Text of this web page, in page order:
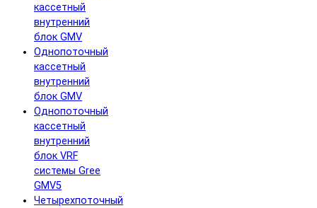
кассетный
внутренний
блок GMV
Однопоточный
кассетный
внутренний
блок GMV
Однопоточный
кассетный
внутренний
блок VRF
системы Gree
GMV5
Четырехпоточный